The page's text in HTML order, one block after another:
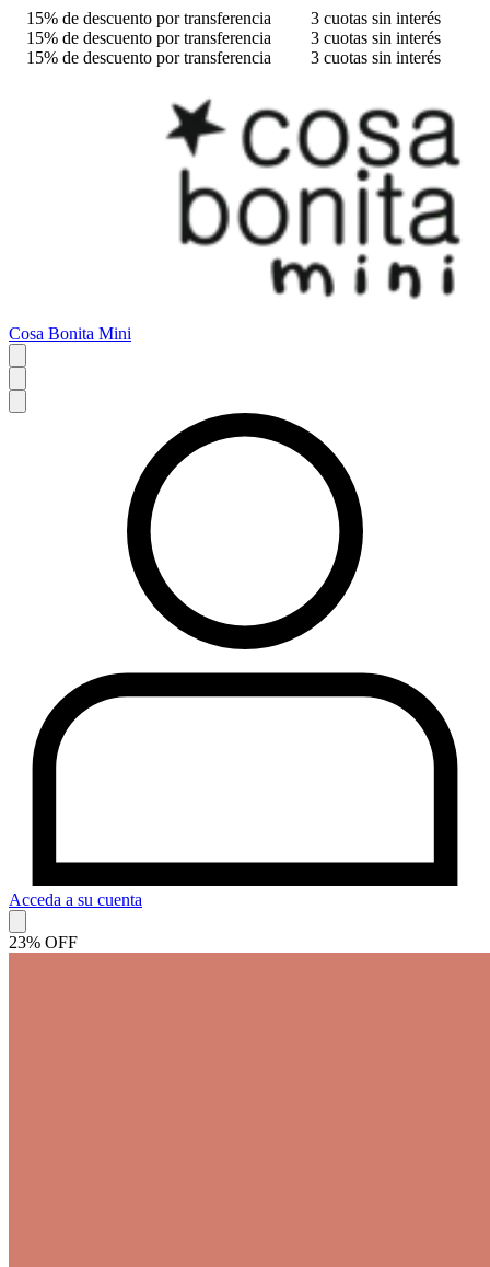
15% de descuento por transferencia
3 cuotas sin interés
15% de descuento por transferencia
3 cuotas sin interés
15% de descuento por transferencia
3 cuotas sin interés
Cosa Bonita Mini
Acceda a su cuenta
23% OFF